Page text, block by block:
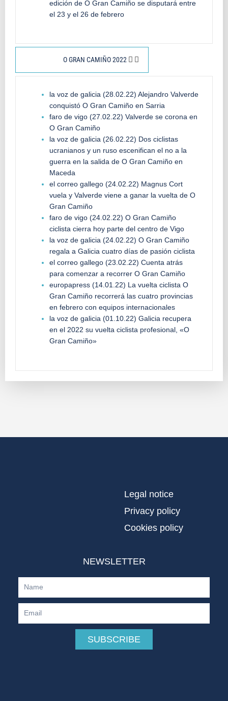
edición de O Gran Camiño se disputará entre
el 23 y el 26 de febrero
O GRAN CAMIÑO 2022
la voz de galicia (28.02.22) Alejandro Valverde
conquistó O Gran Camiño en Sarria
faro de vigo (27.02.22) Valverde se corona en
O Gran Camiño
la voz de galicia (26.02.22) Dos ciclistas
ucranianos y un ruso escenifican el no a la
guerra en la salida de O Gran Camiño en
Maceda
el correo gallego (24.02.22) Magnus Cort
vuela y Valverde viene a ganar la vuelta de O
Gran Camiño
faro de vigo (24.02.22) O Gran Camiño
ciclista cierra hoy parte del centro de Vigo
la voz de galicia (24.02.22) O Gran Camiño
regala a Galicia cuatro días de pasión ciclista
el correo gallego (23.02.22) Cuenta atrás
para comenzar a recorrer O Gran Camiño
europapress (14.01.22) La vuelta ciclista O
Gran Camiño recorrerá las cuatro provincias
en febrero con equipos internacionales
la voz de galicia (01.10.22) Galicia recupera
en el 2022 su vuelta ciclista profesional, «O
Gran Camiño»
Legal notice
Privacy policy
Cookies policy
NEWSLETTER
SUBSCRIBE